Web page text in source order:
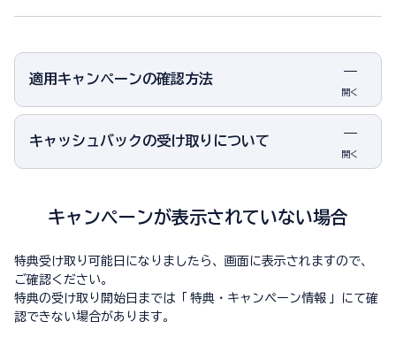
適用キャンペーンの確認方法
開く
キャッシュバックの受け取りについて
開く
キャンペーンが表示されていない場合
特典受け取り可能日になりましたら、画面に表示されますので、
ご確認ください。
特典の受け取り開始日までは「 特典・キャンペーン情報 」にて確
認できない場合があります。